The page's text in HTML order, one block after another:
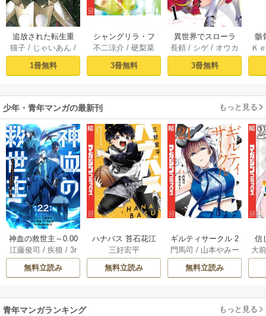
追放された転生重
騎士はゲーム知識
で無双する（１）
猫子 / じゃいあん /
武六甲理衣
1冊無料
シャングリラ・フ
ロンティア（１）
～クソゲーハン
ター、神ゲーに挑
不二涼介 /硬梨菜
3冊無料
異世界でスローラ
イフを（願望） 1
長頼 / シゲ / オウカ
3冊無料
骸
異
Ｋ
少年・青年マンガの最新刊 もっと見る
神血の救世主～0.00
000001％を引き当
て最強へ～【電子
書籍特典付】 22巻
江藤俊司 /疾狼 /3r
d Ie/Studio No.9
無料立読み
ハナバス 苔石花江
のバスケ論 7巻
三好宏平
無料立読み
ギルティサークル 2
1巻
門馬司 / 山本やみー
無料立読み
信
に
の
れ
大
青年マンガランキング もっと見る